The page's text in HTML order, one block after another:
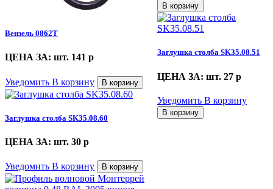
Вензель 0862Т
ЦЕНА ЗА: шт. 141 p
Уведомить В корзину В корзину
Заглушка столба SK35.08.60
ЦЕНА ЗА: шт. 30 p
Уведомить В корзину В корзину
В корзину
Заглушка столба SK35.08.51
ЦЕНА ЗА: шт. 27 p
Уведомить В корзину
В корзину